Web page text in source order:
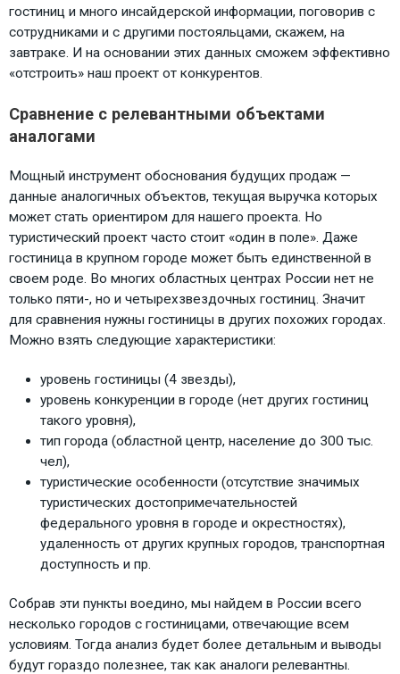
гостиниц и много инсайдерской информации, поговорив с
сотрудниками и с другими постояльцами, скажем, на
завтраке. И на основании этих данных сможем эффективно
«отстроить» наш проект от конкурентов.
Сравнение с релевантными объектами
аналогами
Мощный инструмент обоснования будущих продаж —
данные аналогичных объектов, текущая выручка которых
может стать ориентиром для нашего проекта. Но
туристический проект часто стоит «один в поле». Даже
гостиница в крупном городе может быть единственной в
своем роде. Во многих областных центрах России нет не
только пяти-, но и четырехзвездочных гостиниц. Значит
для сравнения нужны гостиницы в других похожих городах.
Можно взять следующие характеристики:
уровень гостиницы (4 звезды),
уровень конкуренции в городе (нет других гостиниц
такого уровня),
тип города (областной центр, население до 300 тыс.
чел),
туристические особенности (отсутствие значимых
туристических достопримечательностей
федерального уровня в городе и окрестностях),
удаленность от других крупных городов, транспортная
доступность и пр.
Собрав эти пункты воедино, мы найдем в России всего
несколько городов с гостиницами, отвечающие всем
условиям. Тогда анализ будет более детальным и выводы
будут гораздо полезнее, так как аналоги релевантны.